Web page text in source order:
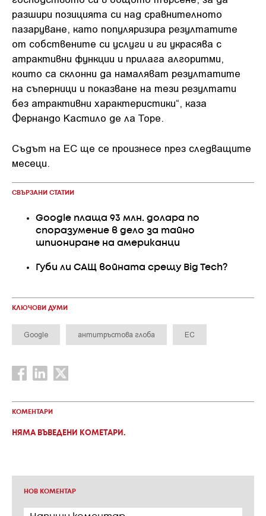
разшири позицията си над сравнителното
пазаруване, като популяризира резултатите
от собствените си услуги и ги украсява с
атрактивни функции и прилага алгоритми,
които са склонни да намаляват резултатите
на съперници и показване на тези резултати
без атрактивни характеристики“, каза
Фернандо Кастило де ла Торе.
Съдът на ЕС ще се произнесе през следващите
месеци.
СВЪРЗАНИ СТАТИИ
Google плаща 93 млн. долара по
споразумение в дело за тайно
шпиониране на американци
Губи ли САЩ войната срещу Big Tech?
КЛЮЧОВИ ДУМИ
Google антитръстова глоба ЕС
КОМЕНТАРИ
НЯМА ВЪВЕДЕНИ КОМЕТАРИ.
НОВ КОМЕНТАР